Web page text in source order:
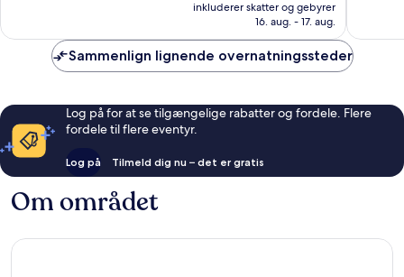
anmeldelser
1.684 kr.
inkluderer skatter og gebyrer
16. aug. - 17. aug.
Sammenlign lignende overnatningssteder
Log på for at se tilgængelige rabatter og fordele. Flere
fordele til flere eventyr.
Log på Tilmeld dig nu – det er gratis
Om området